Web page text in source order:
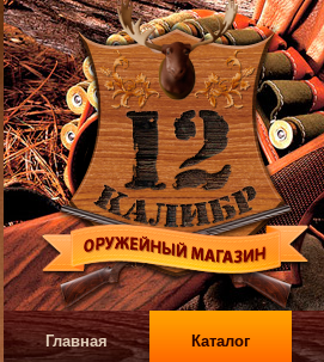
Главная Каталог